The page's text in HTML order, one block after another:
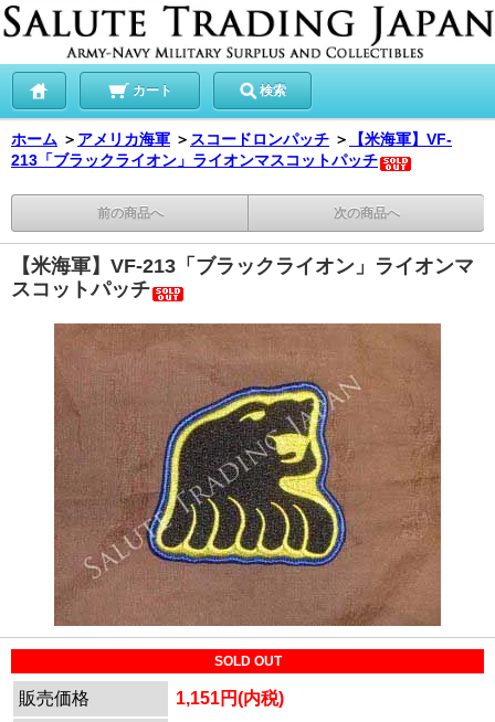
カート 検索
ホーム ＞ アメリカ海軍 ＞ スコードロンパッチ ＞
【米海軍】VF-
213「ブラックライオン」ライオンマスコットパッチ
前の商品へ 次の商品へ
【米海軍】VF-213「ブラックライオン」ライオンマ
スコットパッチ
SOLD OUT
販売価格
1,151円(内税)